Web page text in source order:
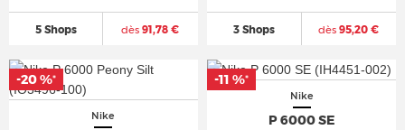
5 Shops dès 91,78 € 3 Shops dès 95,20 €
Nike
-20 %*
Nike
P 6000 SE
-11 %*